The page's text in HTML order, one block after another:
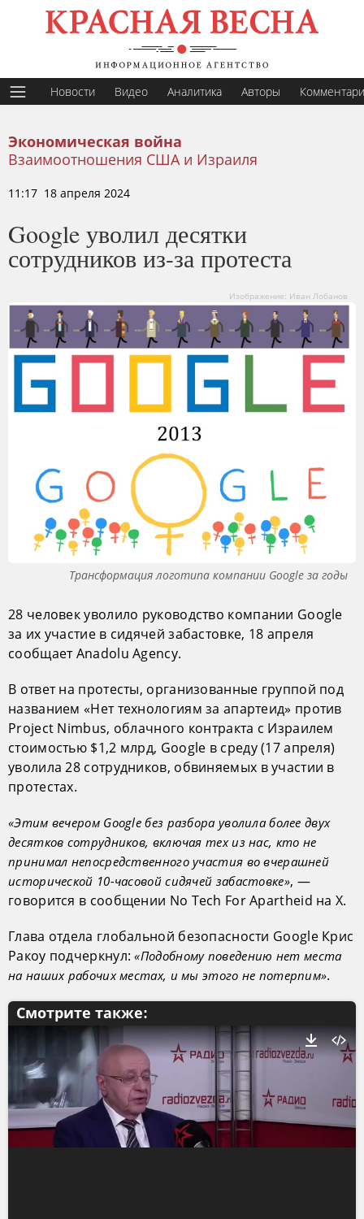
Новости Видео Аналитика Авторы
Экономическая война
Взаимоотношения США и Израиля
11:17 18 апреля 2024
Google уволил десятки
сотрудников из-за протеста
Изображение: Иван Лобанов
Трансформация логотипа компании Google за годы
28 человек уволило руководство компании Google
за их участие в сидячей забастовке, 18 апреля
сообщает Anadolu Agency.
В ответ на протесты, организованные группой под
названием «Нет технологиям за апартеид» против
Project Nimbus, облачного контракта с Израилем
стоимостью $1,2 млрд, Google в среду (17 апреля)
уволила 28 сотрудников, обвиняемых в участии в
протестах.
«Этим вечером Google без разбора уволила более двух
десятков сотрудников, включая тех из нас, кто не
принимал непосредственного участия во вчерашней
исторической 10-часовой сидячей забастовке», —
говорится в сообщении No Tech For Apartheid на X.
Глава отдела глобальной безопасности Google Крис
Ракоу подчеркнул:«Подобному поведению нет места
на наших рабочих местах, и мы этого не потерпим».
Смотрите также: